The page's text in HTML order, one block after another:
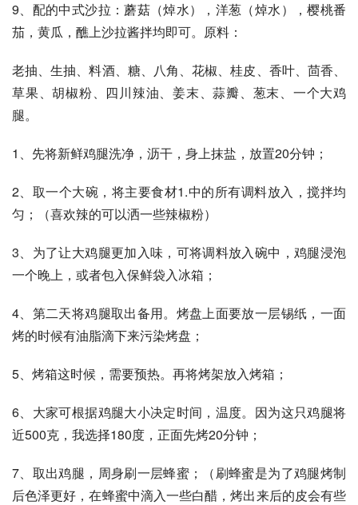
9、配的中式沙拉：蘑菇（焯水），洋葱（焯水），樱桃番
茄，黄瓜，醮上沙拉酱拌均即可。原料：
老抽、生抽、料酒、糖、八角、花椒、桂皮、香叶、茴香、
草果、胡椒粉、四川辣油、姜末、蒜瓣、葱末、一个大鸡
腿。
1、先将新鲜鸡腿洗净，沥干，身上抹盐，放置20分钟；
2、取一个大碗，将主要食材1.中的所有调料放入，搅拌均
匀；（喜欢辣的可以洒一些辣椒粉）
3、为了让大鸡腿更加入味，可将调料放入碗中，鸡腿浸泡
一个晚上，或者包入保鲜袋入冰箱；
4、第二天将鸡腿取出备用。烤盘上面要放一层锡纸，一面
烤的时候有油脂滴下来污染烤盘；
5、烤箱这时候，需要预热。再将烤架放入烤箱；
6、大家可根据鸡腿大小决定时间，温度。因为这只鸡腿将
近500克，我选择180度，正面先烤20分钟；
7、取出鸡腿，周身刷一层蜂蜜；（刷蜂蜜是为了鸡腿烤制
后色泽更好，在蜂蜜中滴入一些白醋，烤出来后的皮会有些